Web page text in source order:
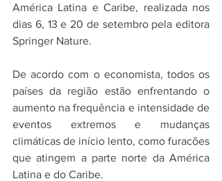
América Latina e Caribe, realizada nos
dias 6, 13 e 20 de setembro pela editora
Springer Nature.
De acordo com o economista, todos os
países da região estão enfrentando o
aumento na frequência e intensidade de
eventos extremos e mudanças
climáticas de início lento, como furacões
que atingem a parte norte da América
Latina e do Caribe.